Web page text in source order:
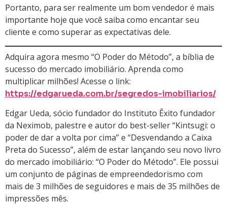
Portanto, para ser realmente um bom vendedor é mais
importante hoje que você saiba como encantar seu
cliente e como superar as expectativas dele.
Adquira agora mesmo “O Poder do Método”, a bíblia de
sucesso do mercado imobiliário. Aprenda como
multiplicar milhões! Acesse o link:
https://edgarueda.com.br/segredos-imobiliarios/
Edgar Ueda, sócio fundador do Instituto Êxito fundador
da Neximob, palestre e autor do best-seller “Kintsugi: o
poder de dar a volta por cima” e “Desvendando a Caixa
Preta do Sucesso”, além de estar lançando seu novo livro
do mercado imobiliário: “O Poder do Método”. Ele possui
um conjunto de páginas de empreendedorismo com
mais de 3 milhões de seguidores e mais de 35 milhões de
impressões mês.